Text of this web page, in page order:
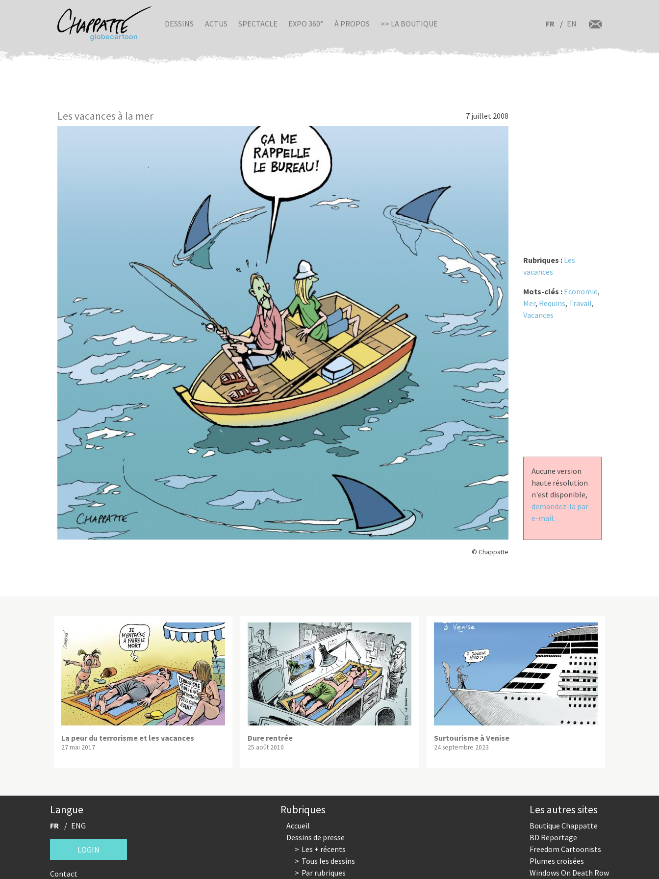
DESSINS ACTUS SPECTACLE EXPO 360° À PROPOS >> LA BOUTIQUE FR EN
Les vacances à la mer 7 juillet 2008
© Chappatte
Rubriques : Les
vacances
Mots-clés : Economie,
Mer, Requins, Travail,
Vacances
Aucune version
haute résolution
n'est disponible,
demandez-la par
e-mail.
La peur du terrorisme et les vacances
27 mai 2017
Dure rentrée
25 août 2010
Surtourisme à Venise
24 septembre 2023
Langue
FR ENG
LOGIN
Contact
Rubriques
Accueil
Dessins de presse
Les + récents
Tous les dessins
Par rubriques
Les autres sites
Boutique Chappatte
BD Reportage
Freedom Cartoonists
Plumes croisées
Windows On Death Row